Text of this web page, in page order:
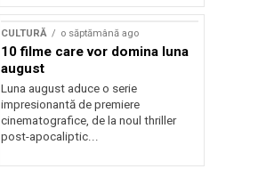
CULTURĂ o săptămână ago
10 filme care vor domina luna
august
Luna august aduce o serie
impresionantă de premiere
cinematografice, de la noul thriller
post-apocaliptic...